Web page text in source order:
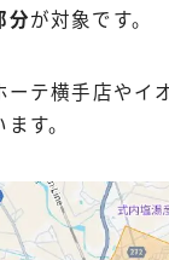
分が対象です。
ーテ横手店やイ
す。